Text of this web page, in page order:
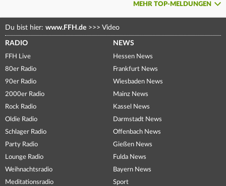
MEHR TOP-MELDUNGEN
Du bist hier: www.FFH.de >>> Video
RADIO
FFH Live
80er Radio
90er Radio
2000er Radio
Rock Radio
Oldie Radio
Schlager Radio
Party Radio
Lounge Radio
Weihnachtsradio
Meditationsradio
NEWS
Hessen News
Frankfurt News
Wiesbaden News
Mainz News
Kassel News
Darmstadt News
Offenbach News
Gießen News
Fulda News
Bayern News
Sport